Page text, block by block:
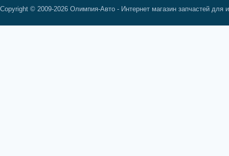
Copyright © 2009-2026 Олимпия-Авто - Интернет магазин запчастей для